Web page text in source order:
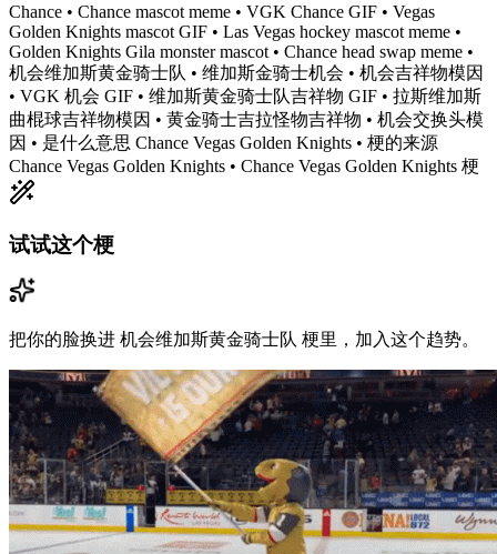
Chance • Chance mascot meme • VGK Chance GIF • Vegas
Golden Knights mascot GIF • Las Vegas hockey mascot meme •
Golden Knights Gila monster mascot • Chance head swap meme •
机会维加斯黄金骑士队 • 维加斯金骑士机会 • 机会吉祥物模因
• VGK 机会 GIF • 维加斯黄金骑士队吉祥物 GIF • 拉斯维加斯
曲棍球吉祥物模因 • 黄金骑士吉拉怪物吉祥物 • 机会交换头模
因 • 是什么意思 Chance Vegas Golden Knights • 梗的来源
Chance Vegas Golden Knights • Chance Vegas Golden Knights 梗
试试这个梗
把你的脸换进 机会维加斯黄金骑士队 梗里，加入这个趋势。